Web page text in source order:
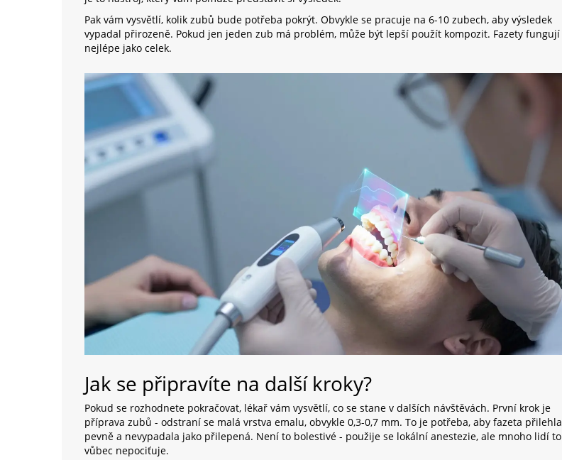
Pak vám vysvětlí, kolik zubů bude potřeba pokrýt. Obvykle se pracuje na 6-10 zubech, aby výsledek
vypadal přirozeně. Pokud jen jeden zub má problém, může být lepší použít kompozit. Fazety fungují
nejlépe jako celek.
Jak se připravíte na další kroky?
Pokud se rozhodnete pokračovat, lékař vám vysvětlí, co se stane v dalších návštěvách. První krok je
příprava zubů - odstraní se malá vrstva emalu, obvykle 0,3-0,7 mm. To je potřeba, aby fazeta přilehla
pevně a nevypadala jako přilepená. Není to bolestivé - použije se lokální anestezie, ale mnoho lidí to
vůbec nepociťuje.